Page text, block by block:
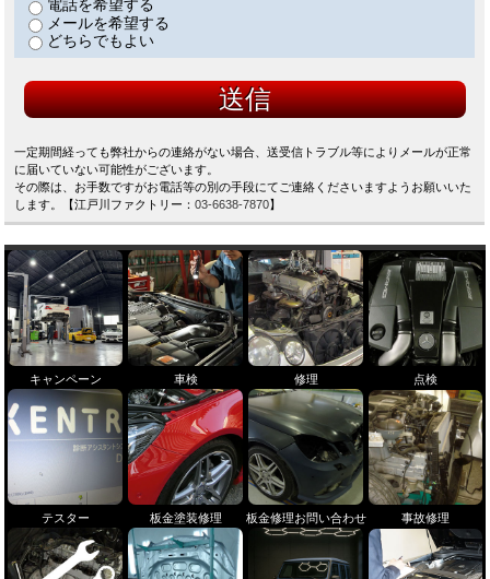
電話を希望する
メールを希望する
どちらでもよい
一定期間経っても弊社からの連絡がない場合、送受信トラブル等によりメールが正常
に届いていない可能性がございます。
その際は、お手数ですがお電話等の別の手段にてご連絡くださいますようお願いいた
します。【江戸川ファクトリー：03-6638-7870】
キャンペーン 車検 修理 点検
テスター 板金塗装修理 板金修理お問い合わせ 事故修理